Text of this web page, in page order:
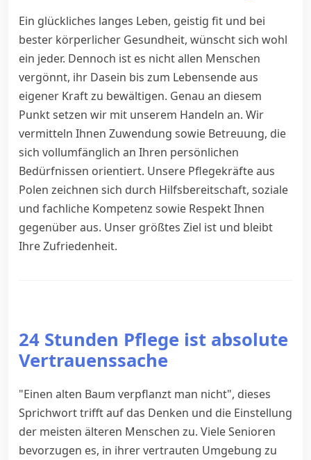
Ein glückliches langes Leben, geistig fit und bei
bester körperlicher Gesundheit, wünscht sich wohl
ein jeder. Dennoch ist es nicht allen Menschen
vergönnt, ihr Dasein bis zum Lebensende aus
eigener Kraft zu bewältigen. Genau an diesem
Punkt setzen wir mit unserem Handeln an. Wir
vermitteln Ihnen Zuwendung sowie Betreuung, die
sich vollumfänglich an Ihren persönlichen
Bedürfnissen orientiert. Unsere Pflegekräfte aus
Polen zeichnen sich durch Hilfsbereitschaft, soziale
und fachliche Kompetenz sowie Respekt Ihnen
gegenüber aus. Unser größtes Ziel ist und bleibt
Ihre Zufriedenheit.
24 Stunden Pflege ist absolute
Vertrauenssache
"Einen alten Baum verpflanzt man nicht", dieses
Sprichwort trifft auf das Denken und die Einstellung
der meisten älteren Menschen zu. Viele Senioren
bevorzugen es, in ihrer vertrauten Umgebung zu